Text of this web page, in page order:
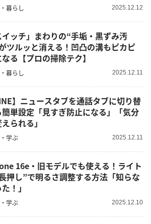
暮らし 2025.12.12
イッチ」まわりの“手垢・黒ずみ汚
ツルッと消える！凹凸の溝もピカピ
る【プロの掃除テク】
暮らし 2025.12.11
】ニュースタブを通話タブに切り替
簡単設定「見すぎ防止になる」「気分
られる」
学ぶ 2025.12.11
16e・旧モデルでも使える！ライト
押し”で明るさ調整する方法「知らな
！」
学ぶ 2025.12.10